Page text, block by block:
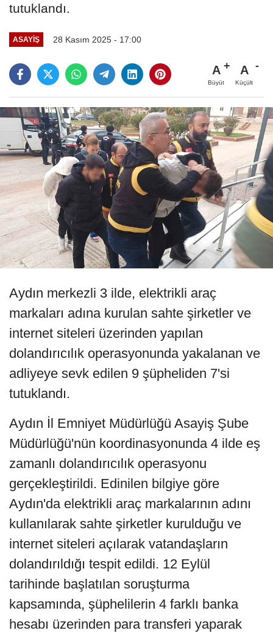
tutuklandı.
ASAYIŞ 28 Kasım 2025 - 17:00
A
Büyüt
A
Küçült
Aydın merkezli 3 ilde, elektrikli araç
markaları adına kurulan sahte şirketler ve
internet siteleri üzerinden yapılan
dolandırıcılık operasyonunda yakalanan ve
adliyeye sevk edilen 9 şüpheliden 7'si
tutuklandı.
Aydın İl Emniyet Müdürlüğü Asayiş Şube
Müdürlüğü'nün koordinasyonunda 4 ilde eş
zamanlı dolandırıcılık operasyonu
gerçekleştirildi. Edinilen bilgiye göre
Aydın'da elektrikli araç markalarının adını
kullanılarak sahte şirketler kurulduğu ve
internet siteleri açılarak vatandaşların
dolandırıldığı tespit edildi. 12 Eylül
tarihinde başlatılan soruşturma
kapsamında, şüphelilerin 4 farklı banka
hesabı üzerinden para transferi yaparak